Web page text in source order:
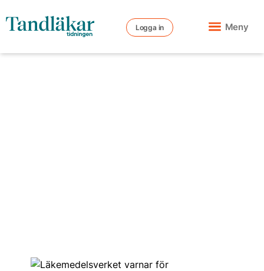
Logga in Meny